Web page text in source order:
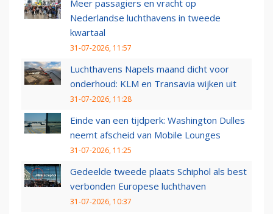
Meer passagiers en vracht op
Nederlandse luchthavens in tweede
kwartaal
31-07-2026, 11:57
Luchthavens Napels maand dicht voor
onderhoud: KLM en Transavia wijken uit
31-07-2026, 11:28
Einde van een tijdperk: Washington Dulles
neemt afscheid van Mobile Lounges
31-07-2026, 11:25
Gedeelde tweede plaats Schiphol als best
verbonden Europese luchthaven
31-07-2026, 10:37